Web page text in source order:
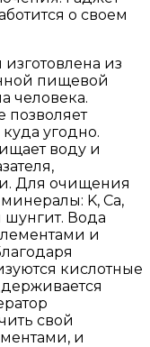
о своем
из
пищевой
человека.
позволяет
угодно.
воду и
Для очищения
K, Ca,
шунгит. Вода
и
кислотные
свой
и